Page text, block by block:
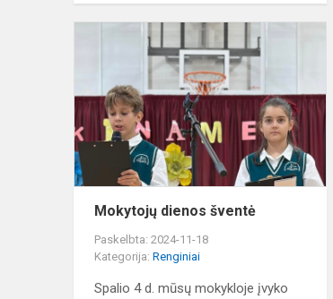
Mokytojų dienos šventė
Paskelbta: 2024-11-18
Kategorija: Renginiai
Spalio 4 d. mūsų mokykloje įvyko